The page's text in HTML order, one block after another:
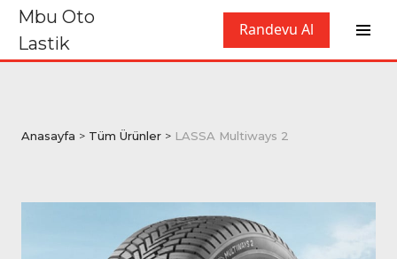
Mbu Oto
Lastik
Randevu Al
Anasayfa > Tüm Ürünler > LASSA Multiways 2